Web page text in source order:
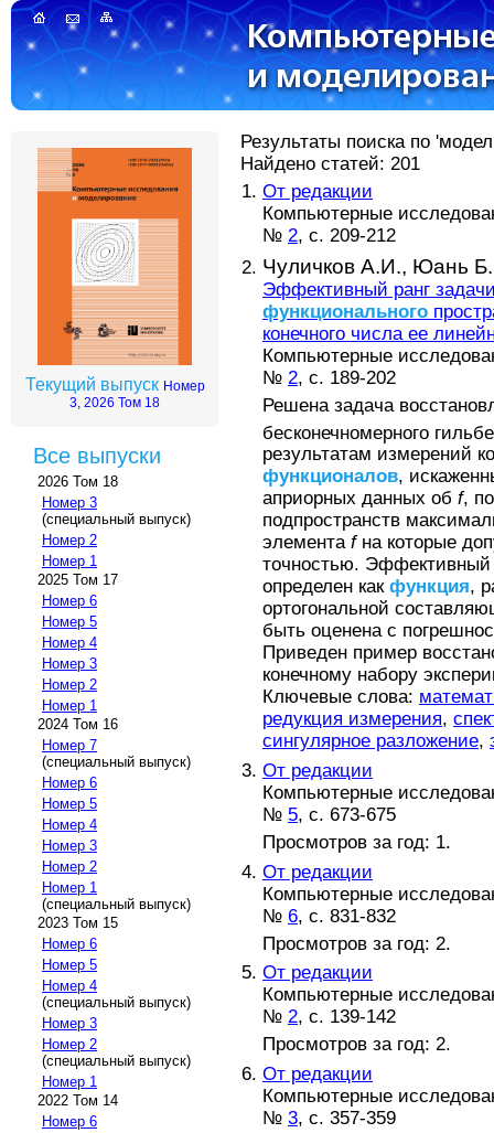
Текущий выпуск Номер
3, 2026 Том 18
Все выпуски
2026 Том 18
Номер 3
(специальный выпуск)
Номер 2
Номер 1
2025 Том 17
Номер 6
Номер 5
Номер 4
Номер 3
Номер 2
Номер 1
2024 Том 16
Номер 7
(специальный выпуск)
Номер 6
Номер 5
Номер 4
Номер 3
Номер 2
Номер 1
(специальный выпуск)
2023 Том 15
Номер 6
Номер 5
Номер 4
(специальный выпуск)
Номер 3
Номер 2
(специальный выпуск)
Номер 1
2022 Том 14
Номер 6
Результаты поиска по
Найдено статей: 201
От редакции
Компьютерные
№ 2, с. 209-212
Чуличков А.И., Юань Б.
Эффективный ранг
функционального
конечного числа ее
Компьютерные
№ 2, с. 189-202
Решена задача
бесконечномерного
результатам измерений
функционалов,
априорных данных об f,
подпространств
элемента fна которые
точностью. Эффективный
определен как функция,
ортогональной
быть оценена с
Приведен пример
конечному набору
Ключевые слова:
редукция измерения,
сингулярное разложение,
От редакции
Компьютерные
№ 5, с. 673-675
Просмотров за год: 1.
От редакции
Компьютерные
№ 6, с. 831-832
Просмотров за год: 2.
От редакции
Компьютерные
№ 2, с. 139-142
Просмотров за год: 2.
От редакции
Компьютерные
№ 3, с. 357-359